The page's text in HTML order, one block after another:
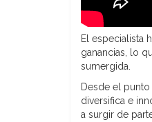
El especialista
ganancias, lo
sumergida.
Desde el
diversifica e
a surgir de